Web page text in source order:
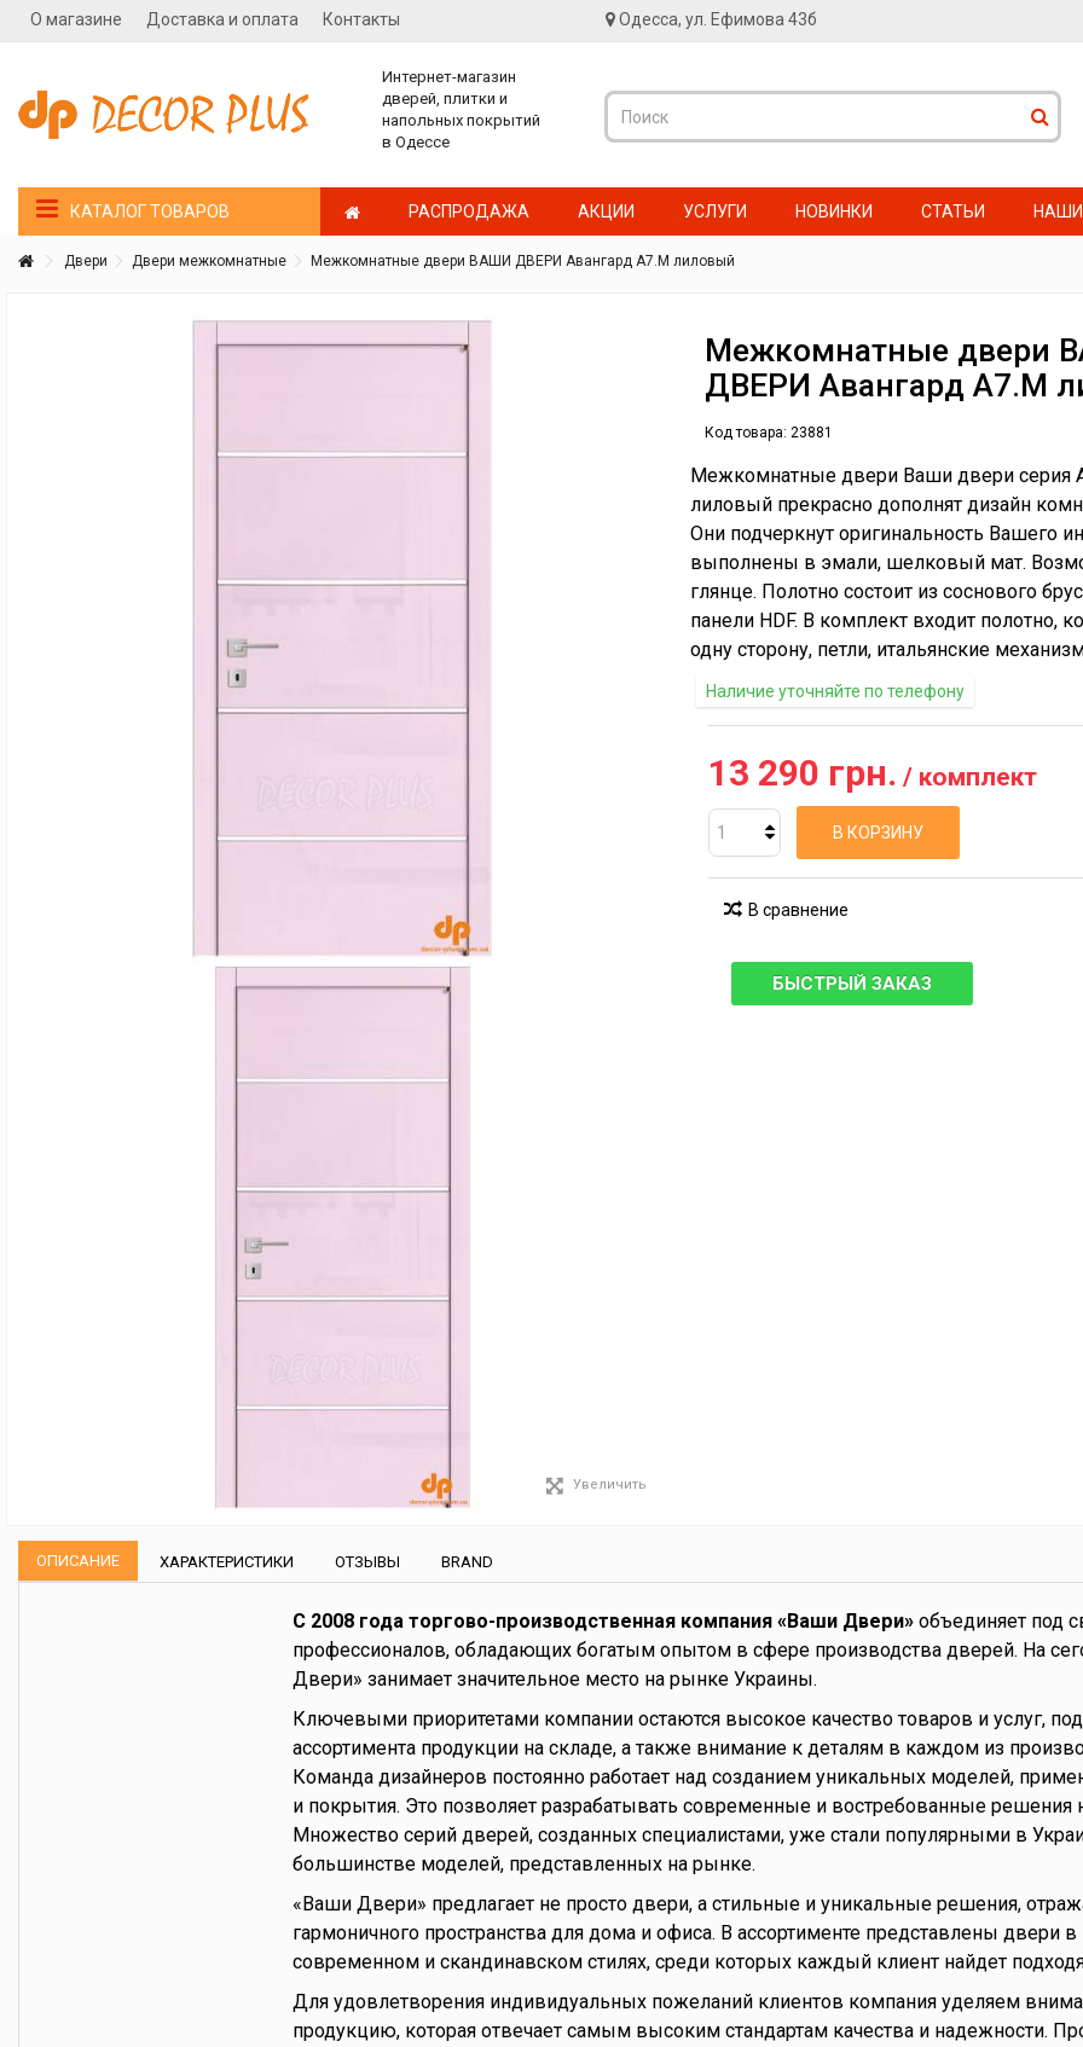
О магазине Доставка и оплата Контакты Одесса, ул. Ефимова 43б
Интернет-магазин
дверей, плитки и
напольных покрытий
в Одессе
КАТАЛОГ ТОВАРОВ РАСПРОДАЖА АКЦИИ УСЛУГИ НОВИНКИ СТАТЬИ
Двери Двери межкомнатные Межкомнатные двери ВАШИ ДВЕРИ Авангард А7.М лиловый
Увеличить
Межкомнатные двери
ДВЕРИ Авангард А7.М
Код товара: 23881
Межкомнатные двери Ваши двери серия
лиловый прекрасно дополнят дизайн
Они подчеркнут оригинальность Вашего
выполнены в эмали, шелковый мат.
глянце. Полотно состоит из соснового
панели HDF. В комплект входит полотно,
одну сторону, петли, итальянские
Наличие уточняйте по телефону
13 290 грн. / комплект
В КОРЗИНУ
В сравнение
БЫСТРЫЙ ЗАКАЗ
ОПИСАНИЕ ХАРАКТЕРИСТИКИ ОТЗЫВЫ BRAND
С 2008 года торгово-производственная компания «Ваши Двери» объединяет под
профессионалов, обладающих богатым опытом в сфере производства дверей. На
Двери» занимает значительное место на рынке Украины.
Ключевыми приоритетами компании остаются высокое качество товаров и услуг,
ассортимента продукции на складе, а также внимание к деталям в каждом из
Команда дизайнеров постоянно работает над созданием уникальных моделей,
и покрытия. Это позволяет разрабатывать современные и востребованные решения
Множество серий дверей, созданных специалистами, уже стали популярными в
большинстве моделей, представленных на рынке.
«Ваши Двери» предлагает не просто двери, а стильные и уникальные решения,
гармоничного пространства для дома и офиса. В ассортименте представлены двери в
современном и скандинавском стилях, среди которых каждый клиент найдет
Для удовлетворения индивидуальных пожеланий клиентов компания уделяем
продукцию, которая отвечает самым высоким стандартам качества и надежности.